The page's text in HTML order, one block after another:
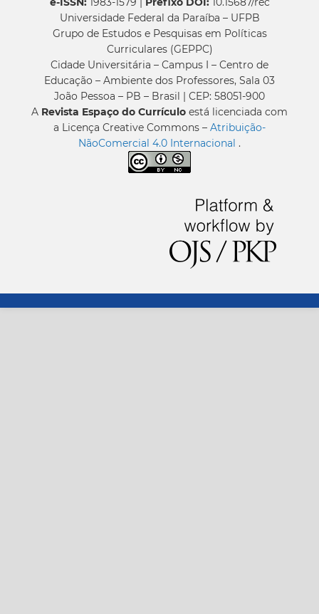
Universidade Federal da Paraíba – UFPB
Grupo de Estudos e Pesquisas em Políticas
Curriculares (GEPPC)
Cidade Universitária – Campus I – Centro de
Educação – Ambiente dos Professores, Sala 03
João Pessoa – PB – Brasil | CEP: 58051-900
A Revista Espaço do Currículo está licenciada com
a Licença Creative Commons – Atribuição-
NãoComercial 4.0 Internacional .